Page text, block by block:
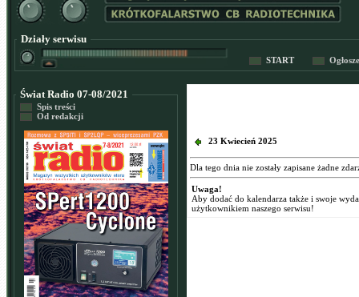
Działy serwisu
START
Świat Radio 07-08/2021
Spis treści
Od redakcji
23 Kwiecień 2025
Dla tego dnia nie zostały zapisane żadne
Uwaga!
Aby dodać do kalendarza także i swoje
użytkownikiem naszego serwisu!